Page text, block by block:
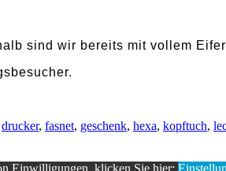
sind wir bereits mit vollem
drucker, fasnet, geschenk, hexa, kopftuch,
Einwilligungen, klicken Sie hier: